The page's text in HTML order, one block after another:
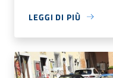
LEGGI DI PIÙ